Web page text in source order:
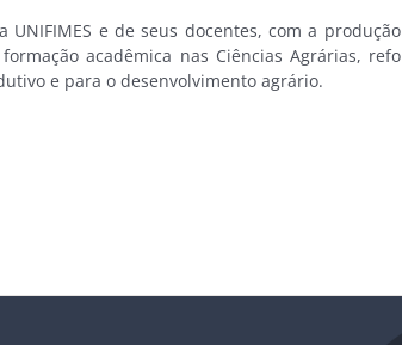
e de seus docentes, com a
acadêmica nas Ciências Agrárias,
e para o desenvolvimento agrário.